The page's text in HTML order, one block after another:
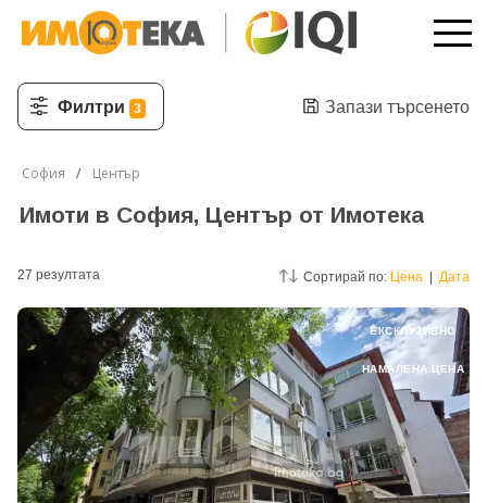
Филтри 3 Запази търсенето
София Център
Имоти в София, Център от Имотека
27 резултатa Сортирай по: Цена Дата
ЕКСКЛУЗИВНО
НАМАЛЕНА ЦЕНА